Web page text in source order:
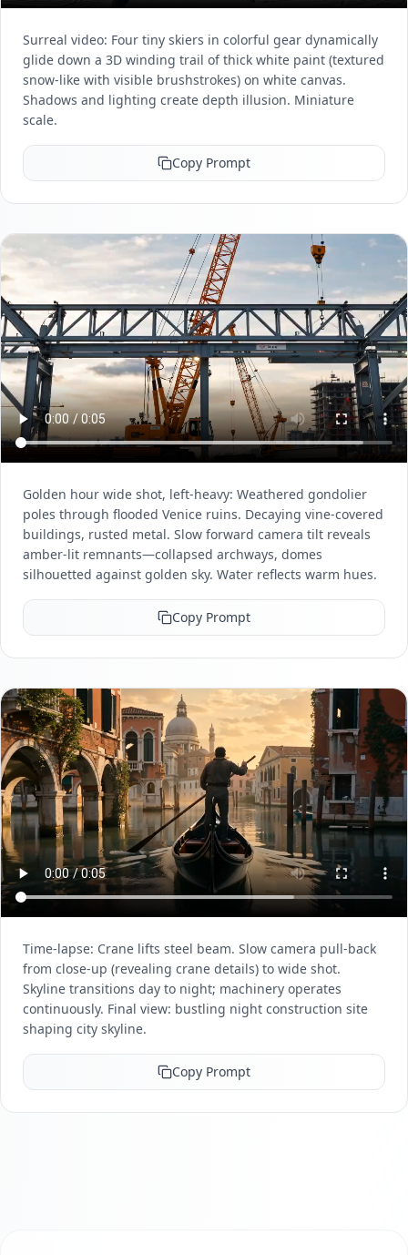
Surreal video: Four tiny skiers in colorful gear dynamically
glide down a 3D winding trail of thick white paint (textured
snow-like with visible brushstrokes) on white canvas.
Shadows and lighting create depth illusion. Miniature
scale.
Copy Prompt
Golden hour wide shot, left-heavy: Weathered gondolier
poles through flooded Venice ruins. Decaying vine-covered
buildings, rusted metal. Slow forward camera tilt reveals
amber-lit remnants—collapsed archways, domes
silhouetted against golden sky. Water reflects warm hues.
Copy Prompt
Time-lapse: Crane lifts steel beam. Slow camera pull-back
from close-up (revealing crane details) to wide shot.
Skyline transitions day to night; machinery operates
continuously. Final view: bustling night construction site
shaping city skyline.
Copy Prompt